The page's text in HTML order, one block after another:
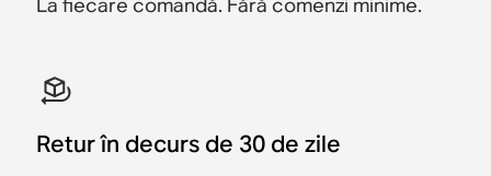
Retur în decurs de 30 de zile